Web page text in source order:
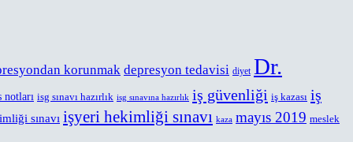
korunmak depresyon tedavisi diyet Dr.
notları isg sınavı hazırlık isg sınavına hazırlık iş güvenliği iş kazası iş
sınavı işyeri hekimliği sınavı kaza mayıs 2019 meslek